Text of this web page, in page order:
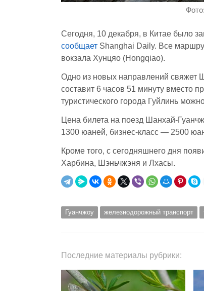
Сегодня, 10 декабря, в Китае было
сообщает Shanghai Daily. Все
вокзала Хунцяо (Hongqiao).
Одно из новых направлений свяжет
составит 6 часов 51 минуту вместо
туристического города Гуйлинь
Цена билета на поезд Шанхай-
1300 юаней, бизнес-класс — 2500
Кроме того, с сегодняшнего дня
Харбина, Шэньчжэня и Лхасы.
Гуанчжоу железнодорожный транспорт
Последние материалы рубрики: